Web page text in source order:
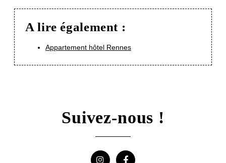
A lire également :
Appartement hôtel Rennes
Suivez-nous !
VALIDER
*Champs obligatoires
bénéficiez d'un droit d'accès, de rectification, de portabilité,
d'effacement de celles-ci ou une limitation du traitement. Vous pouvez
contactant directement. Vous avez la possibilité d'introduire une